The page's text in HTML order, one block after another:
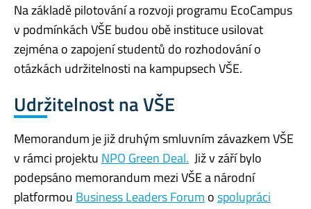
Na základě pilotování a rozvoji programu EcoCampus
v podmínkách VŠE budou obě instituce usilovat
zejména o zapojení studentů do rozhodování o
otázkách udržitelnosti na kampupsech VŠE.
Udržitelnost na VŠE
Memorandum je již druhým smluvním závazkem VŠE
v rámci projektu NPO Green Deal. Již v září bylo
podepsáno memorandum mezi VŠE a národní
platformou Business Leaders Forum ospolupráci